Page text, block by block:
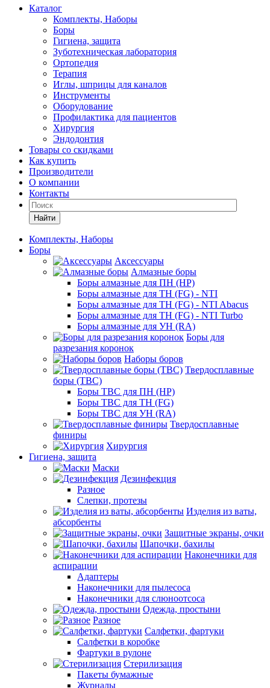
Каталог
Комплекты, Наборы
Боры
Гигиена, защита
Зуботехническая лаборатория
Ортопедия
Терапия
Иглы, шприцы для каналов
Инструменты
Оборудование
Профилактика для пациентов
Хирургия
Эндодонтия
Товары со скидками
Как купить
Производители
О компании
Контакты
Найти
Комплекты, Наборы
Боры
Аксессуары
Алмазные боры
Боры алмазные для ПН (HP)
Боры алмазные для ТН (FG) - NTI
Боры алмазные для ТН (FG) - NTI Abacus
Боры алмазные для ТН (FG) - NTI Turbo
Боры алмазные для УН (RA)
Боры для
разрезания коронок
Наборы боров
Твердосплавные
боры (ТВС)
Боры ТВС для ПН (HP)
Боры ТВС для ТН (FG)
Боры ТВС для УН (RA)
Твердосплавные
финиры
Хирургия
Гигиена, защита
Маски
Дезинфекция
Разное
Слепки, протезы
Изделия из ваты,
абсорбенты
Защитные экраны, очки
Шапочки, бахилы
Наконечники для
аспирации
Адаптеры
Наконечники для пылесоса
Наконечники для слюноотсоса
Одежда, простыни
Разное
Салфетки, фартуки
Салфетки в коробке
Фартуки в рулоне
Стерилизация
Пакеты бумажные
Журналы